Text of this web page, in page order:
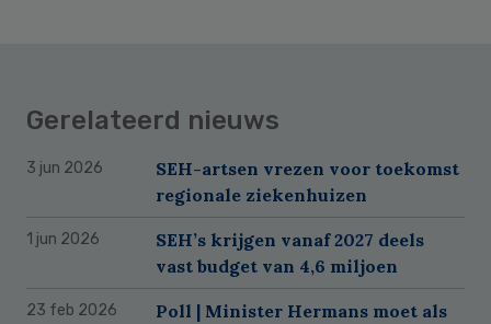
Gerelateerd nieuws
3 jun 2026
SEH-artsen vrezen voor toekomst
regionale ziekenhuizen
1 jun 2026
SEH’s krijgen vanaf 2027 deels
vast budget van 4,6 miljoen
23 feb 2026
Poll | Minister Hermans moet als